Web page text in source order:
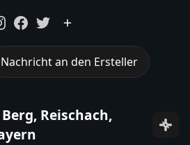
Nachricht an den Ersteller
Reischach,